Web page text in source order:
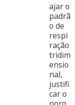
ajar o
padrã
o de
respi
ração
tridim
ensio
nal,
justifi
car o